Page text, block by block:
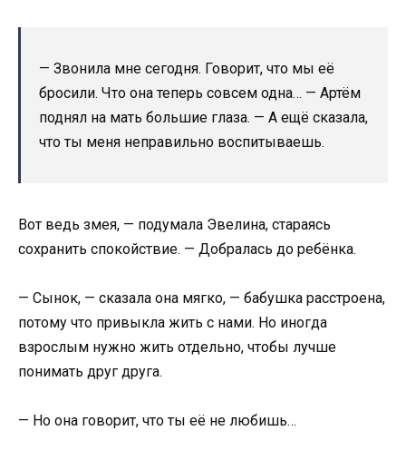
— Звонила мне сегодня. Говорит, что мы её
бросили. Что она теперь совсем одна… — Артём
поднял на мать большие глаза. — А ещё сказала,
что ты меня неправильно воспитываешь.
Вот ведь змея, — подумала Эвелина, стараясь
сохранить спокойствие. — Добралась до ребёнка.
— Сынок, — сказала она мягко, — бабушка расстроена,
потому что привыкла жить с нами. Но иногда
взрослым нужно жить отдельно, чтобы лучше
понимать друг друга.
— Но она говорит, что ты её не любишь…